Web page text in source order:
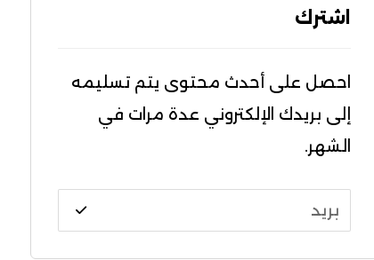
اشترك
احصل على أحدث محتوى يتم تسليمه
إلى بريدك الإلكتروني عدة مرات في
الشهر.